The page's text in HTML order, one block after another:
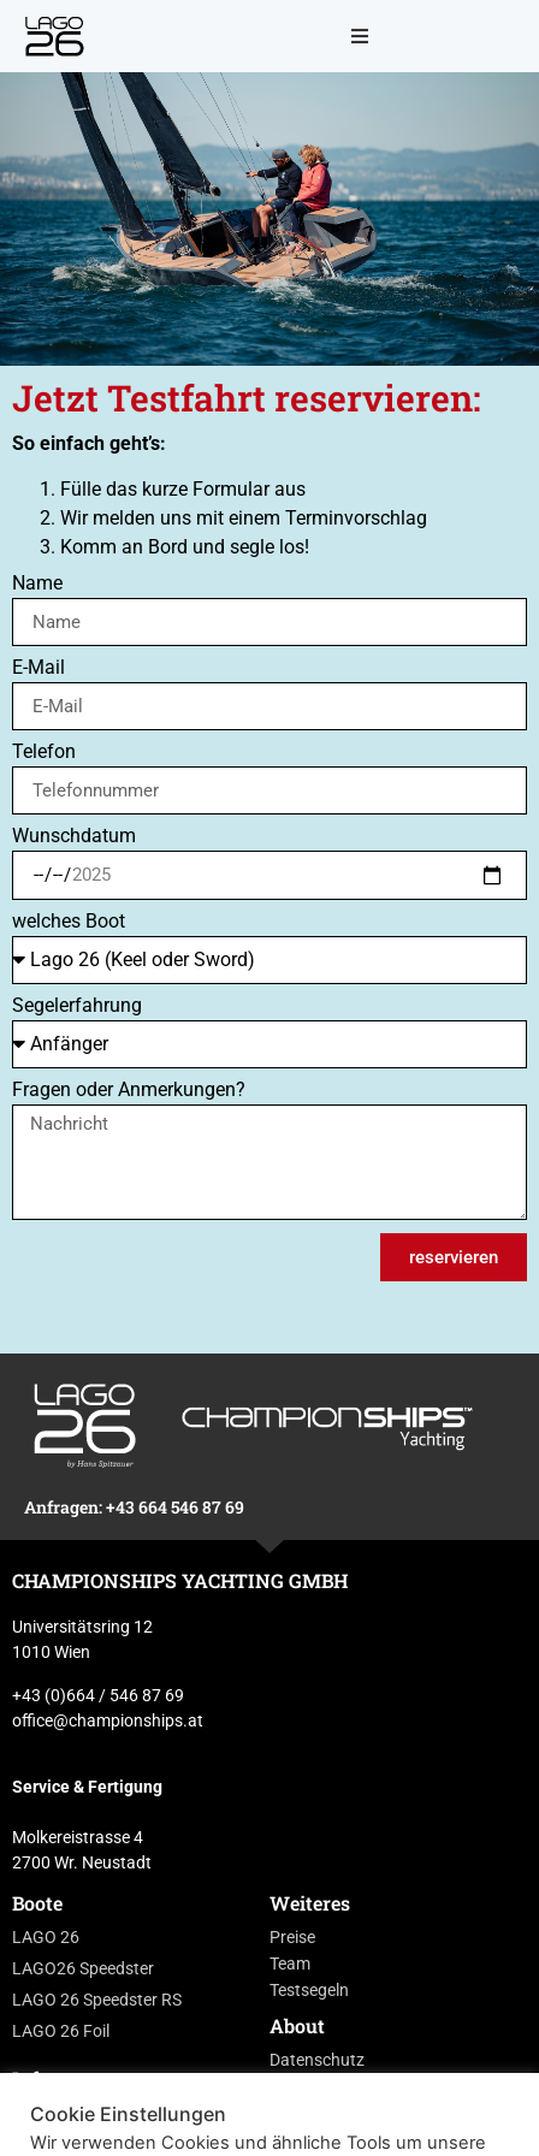
Jetzt Testfahrt reservieren:
So einfach geht’s:
Fülle das kurze Formular aus
Wir melden uns mit einem Terminvorschlag
Komm an Bord und segle los!
Name
E-Mail
Telefon
Wunschdatum
welches Boot
Segelerfahrung
Fragen oder Anmerkungen?
reservieren
Anfragen: +43 664 546 87 69
CHAMPIONSHIPS YACHTING GMBH
Universitätsring 12
1010 Wien
+43 (0)664 / 546 87 69
office@championships.at
Service & Fertigung
Molkereistrasse 4
2700 Wr. Neustadt
Boote
LAGO 26
LAGO26 Speedster
LAGO 26 Speedster RS
LAGO 26 Foil
Info
Fragebogen
Weiteres
Preise
Team
Testsegeln
About
Datenschutz
Cookie Einstellungen
Wir verwenden Cookies und ähnliche Tools um unsere